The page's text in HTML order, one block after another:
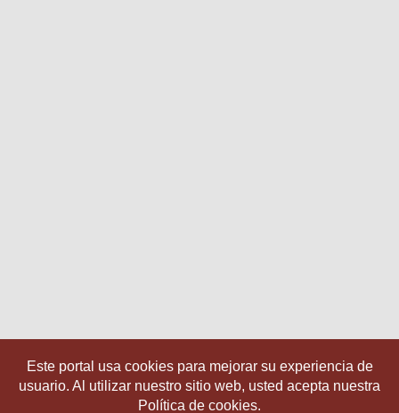
Este portal usa cookies para mejorar su experiencia de
usuario. Al utilizar nuestro sitio web, usted acepta nuestra
Política de cookies.